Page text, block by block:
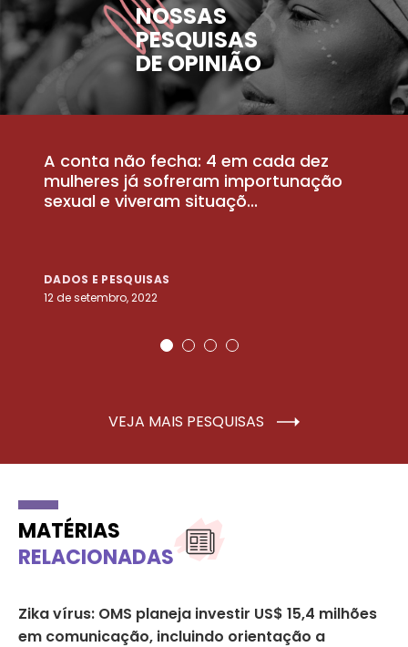
NOSSAS
PESQUISAS
DE OPINIÃO
A conta não fecha: 4 em cada dez
mulheres já sofreram importunação
sexual e viveram situaçõ...
DADOS E PESQUISAS
12 de setembro, 2022
VEJA MAIS PESQUISAS
MATÉRIAS
RELACIONADAS
Zika vírus: OMS planeja investir US$ 15,4 milhões
em comunicação, incluindo orientação a